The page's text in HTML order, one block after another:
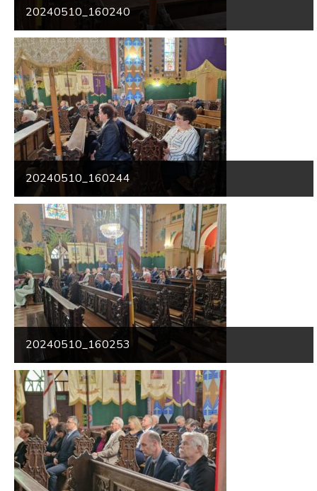
20240510_160240
20240510_160244
20240510_160253